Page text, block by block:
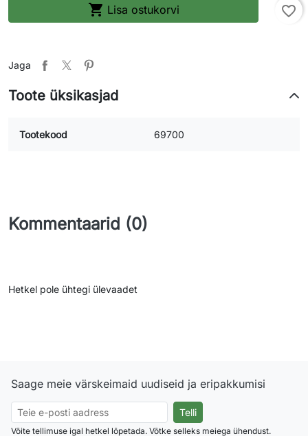
 Lisa ostukorvi favorite_border
Jaga
Toote üksikasjad
Tootekood 69700
Kommentaarid (0)
Hetkel pole ühtegi ülevaadet
Saage meie värskeimaid uudiseid ja eripakkumisi
Võite tellimuse igal hetkel lõpetada. Võtke selleks meiega ühendust.